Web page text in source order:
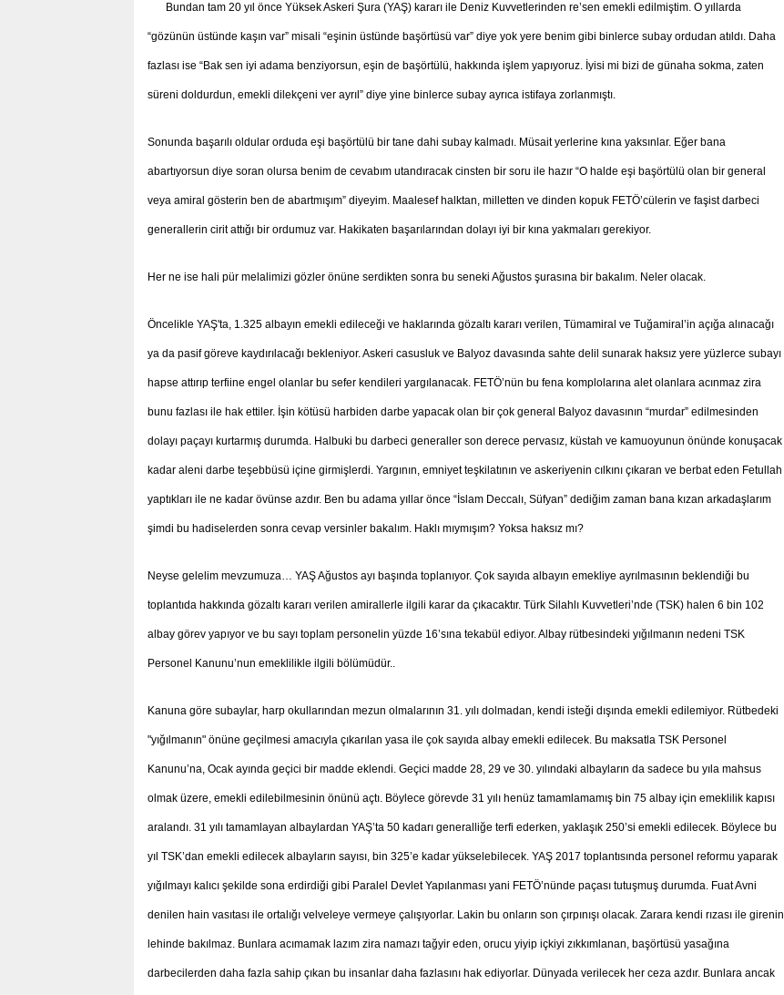
Bundan tam 20 yıl önce Yüksek Askeri Şura (YAŞ) kararı ile Deniz Kuvvetlerinden re’sen emekli edilmiştim. O yıllarda
“gözünün üstünde kaşın var” misali “eşinin üstünde başörtüsü var” diye yok yere benim gibi binlerce subay ordudan atıldı. Daha
fazlası ise “Bak sen iyi adama benziyorsun, eşin de başörtülü, hakkında işlem yapıyoruz. İyisi mi bizi de günaha sokma, zaten
süreni doldurdun, emekli dilekçeni ver ayrıl” diye yine binlerce subay ayrıca istifaya zorlanmıştı.
Sonunda başarılı oldular orduda eşi başörtülü bir tane dahi subay kalmadı. Müsait yerlerine kına yaksınlar. Eğer bana
abartıyorsun diye soran olursa benim de cevabım utandıracak cinsten bir soru ile hazır “O halde eşi başörtülü olan bir general
veya amiral gösterin ben de abartmışım” diyeyim. Maalesef halktan, milletten ve dinden kopuk FETÖ’cülerin ve faşist darbeci
generallerin cirit attığı bir ordumuz var. Hakikaten başarılarından dolayı iyi bir kına yakmaları gerekiyor.
Her ne ise hali pür melalimizi gözler önüne serdikten sonra bu seneki Ağustos şurasına bir bakalım. Neler olacak.
Öncelikle YAŞ'ta, 1.325 albayın emekli edileceği ve haklarında gözaltı kararı verilen, Tümamiral ve Tuğamiral’in açığa alınacağı
ya da pasif göreve kaydırılacağı bekleniyor. Askeri casusluk ve Balyoz davasında sahte delil sunarak haksız yere yüzlerce subayı
hapse attırıp terfiine engel olanlar bu sefer kendileri yargılanacak. FETÖ’nün bu fena komplolarına alet olanlara acınmaz zira
bunu fazlası ile hak ettiler. İşin kötüsü harbiden darbe yapacak olan bir çok general Balyoz davasının “murdar” edilmesinden
dolayı paçayı kurtarmış durumda. Halbuki bu darbeci generaller son derece pervasız, küstah ve kamuoyunun önünde konuşacak
kadar aleni darbe teşebbüsü içine girmişlerdi. Yargının, emniyet teşkilatının ve askeriyenin cılkını çıkaran ve berbat eden Fetullah
yaptıkları ile ne kadar övünse azdır. Ben bu adama yıllar önce “İslam Deccalı, Süfyan” dediğim zaman bana kızan arkadaşlarım
şimdi bu hadiselerden sonra cevap versinler bakalım. Haklı mıymışım? Yoksa haksız mı?
Neyse gelelim mevzumuza… YAŞ Ağustos ayı başında toplanıyor. Çok sayıda albayın emekliye ayrılmasının beklendiği bu
toplantıda hakkında gözaltı kararı verilen amirallerle ilgili karar da çıkacaktır. Türk Silahlı Kuvvetleri’nde (TSK) halen 6 bin 102
albay görev yapıyor ve bu sayı toplam personelin yüzde 16’sına tekabül ediyor. Albay rütbesindeki yığılmanın nedeni TSK
Personel Kanunu’nun emeklilikle ilgili bölümüdür..
Kanuna göre subaylar, harp okullarından mezun olmalarının 31. yılı dolmadan, kendi isteği dışında emekli edilemiyor. Rütbedeki
"yığılmanın" önüne geçilmesi amacıyla çıkarılan yasa ile çok sayıda albay emekli edilecek. Bu maksatla TSK Personel
Kanunu’na, Ocak ayında geçici bir madde eklendi. Geçici madde 28, 29 ve 30. yılındaki albayların da sadece bu yıla mahsus
olmak üzere, emekli edilebilmesinin önünü açtı. Böylece görevde 31 yılı henüz tamamlamamış bin 75 albay için emeklilik kapısı
aralandı. 31 yılı tamamlayan albaylardan YAŞ’ta 50 kadarı generalliğe terfi ederken, yaklaşık 250’si emekli edilecek. Böylece bu
yıl TSK’dan emekli edilecek albayların sayısı, bin 325’e kadar yükselebilecek. YAŞ 2017 toplantısında personel reformu yaparak
yığılmayı kalıcı şekilde sona erdirdiği gibi Paralel Devlet Yapılanması yani FETÖ’nünde paçası tutuşmuş durumda. Fuat Avni
denilen hain vasıtası ile ortalığı velveleye vermeye çalışıyorlar. Lakin bu onların son çırpınışı olacak. Zarara kendi rızası ile girenin
lehinde bakılmaz. Bunlara acımamak lazım zira namazı tağyir eden, orucu yiyip içkiyi zıkkımlanan, başörtüsü yasağına
darbecilerden daha fazla sahip çıkan bu insanlar daha fazlasını hak ediyorlar. Dünyada verilecek her ceza azdır. Bunlara ancak